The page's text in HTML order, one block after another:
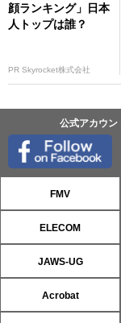
顔ランキング」日本
人トップは誰？
PR Skyrocket株式会社
公式アカウン
FMV
ELECOM
JAWS-UG
Acrobat